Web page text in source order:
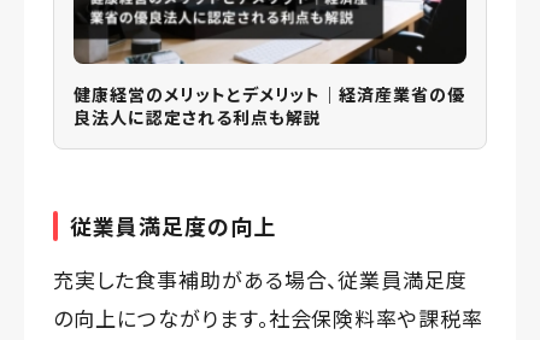
健康経営のメリットとデメリット｜経済産業省の優
良法人に認定される利点も解説
従業員満足度の向上
充実した食事補助がある場合、従業員満足度
の向上につながります。社会保険料率や課税率